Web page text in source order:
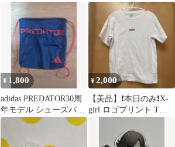
ホワイト A24
¥ 1,800
adidas PREDATOR30周
年モデル シューズバッ
グ
¥2,000
【美品】❗️本日のみ❗️X-
girl ロゴプリント Tシ